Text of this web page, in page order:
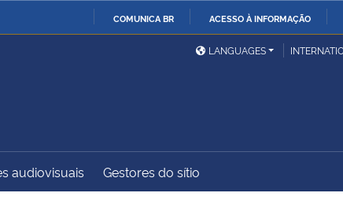
COMUNICA BR ACESSO À INFORMAÇÃO
Ministério da Defesa
Ministério das Relações
Exteriores
Ministério do
Controladoria-Geral da
LANGUAGES
audiovisuais Gestores do sítio